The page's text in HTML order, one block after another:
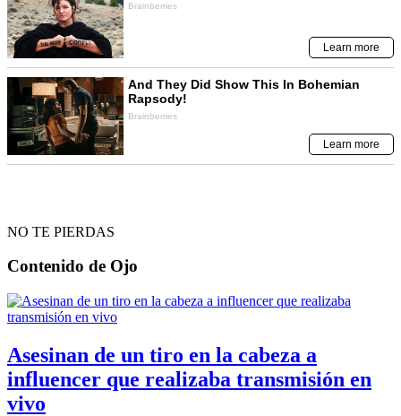
NO TE PIERDAS
Contenido de Ojo
Asesinan de un tiro en la cabeza a
influencer que realizaba transmisión en
vivo